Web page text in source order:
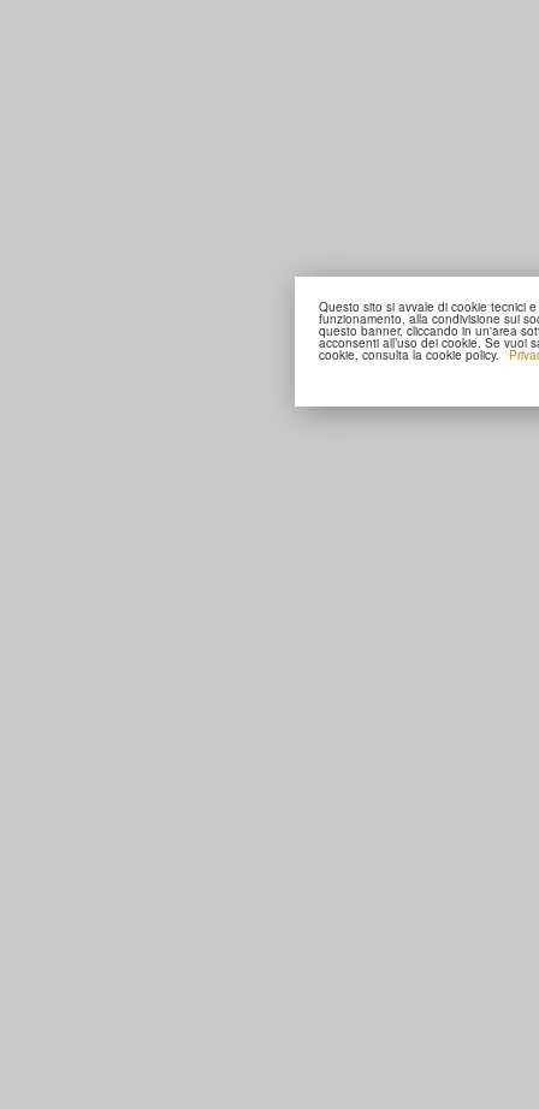
Questo sito si avvale di cookie tecnici
funzionamento, alla condivisione sui
questo banner, cliccando in un'area
acconsenti all’uso dei cookie. Se vuoi
cookie, consulta la cookie policy.